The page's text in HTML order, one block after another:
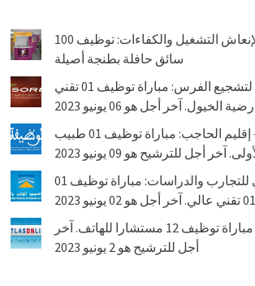
الوكالة الوطنية لإنعاش التشغيل والكفاءات: توظيف 100
سائق حافلة بطنجة أصيلة
الشركة الملكية لتشجيع الفرس: مباراة توظيف 01 تقني
الخيول. آخر أجل هو 06 يونيو 2023
جماعة اكوراي – إقليم الحاجب: مباراة توظيف 01 طبيب
آخر أجل للترشيح هو 09 يونيو 2023
المختبر العمومي للتجارب والدراسات: مباراة توظيف 01
أطلس أون لاين: مباراة توظيف 12 مستشارا للهاتف. آخر
أجل للترشيح هو 2 يونيو 2023